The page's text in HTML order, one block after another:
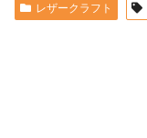
レザークラフト